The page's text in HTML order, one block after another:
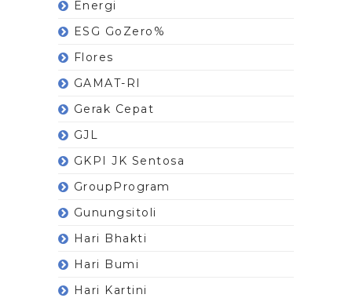
Energi
ESG GoZero%
Flores
GAMAT-RI
Gerak Cepat
GJL
GKPI JK Sentosa
GroupProgram
Gunungsitoli
Hari Bhakti
Hari Bumi
Hari Kartini